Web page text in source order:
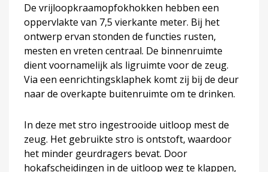
De vrijloopkraamopfokhokken hebben een
oppervlakte van 7,5 vierkante meter. Bij het
ontwerp ervan stonden de functies rusten,
mesten en vreten centraal. De binnenruimte
dient voornamelijk als ligruimte voor de zeug.
Via een eenrichtingsklaphek komt zij bij de deur
naar de overkapte buitenruimte om te drinken.
In deze met stro ingestrooide uitloop mest de
zeug. Het gebruikte stro is ontstoft, waardoor
het minder geurdragers bevat. Door
hokafscheidingen in de uitloop weg te klappen,